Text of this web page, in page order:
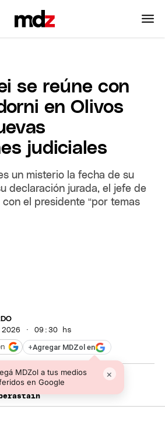
se reúne con
en Olivos
judiciales
un misterio la fecha de su
declaración jurada, el jefe de
el presidente “por temas
2026 · 09:30 hs
+Agregar MDZol en
MDZol a tus medios
en Google
×
Adorni.